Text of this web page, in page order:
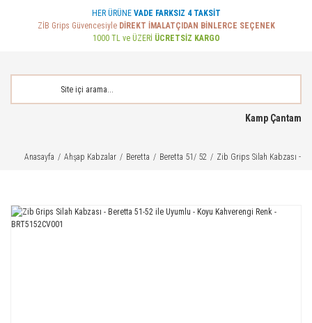
HER ÜRÜNE VADE FARKSIZ 4 TAKSİT
ZİB Grips Güvencesiyle DİREKT İMALATÇIDAN BİNLERCE SEÇENEK
1000 TL ve ÜZERİ ÜCRETSİZ KARGO
Kamp Çantam
Anasayfa Ahşap Kabzalar Beretta Beretta 51/ 52 Zib Grips Silah Kabzası -